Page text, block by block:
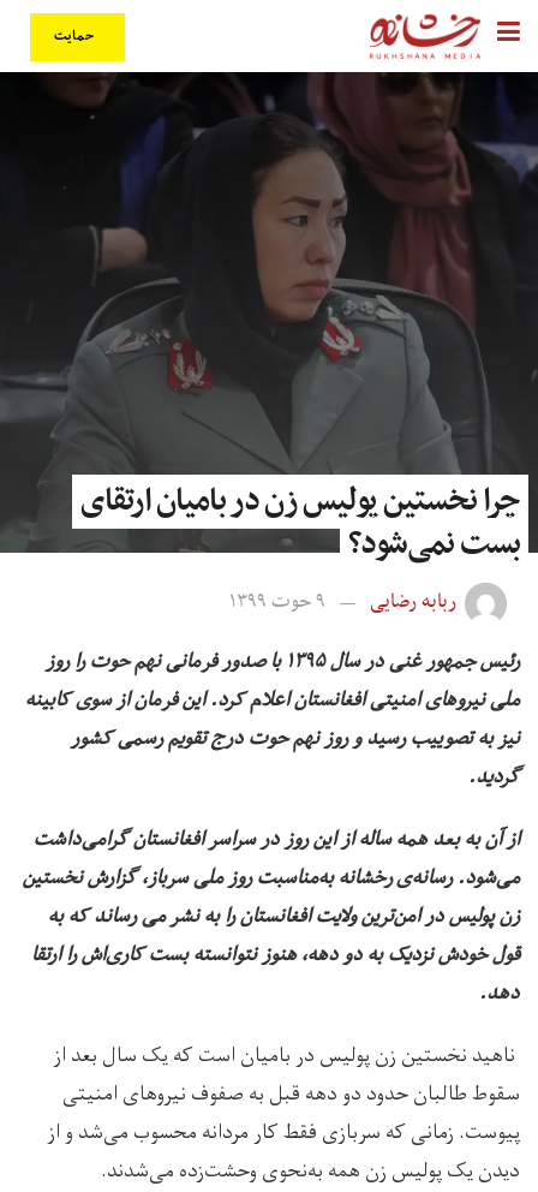
حمایت
چرا نخستین پولیس زن در بامیان ارتقای
بست نمی‌شود؟
ربابه رضایی
۹ حوت ۱۳۹۹
رئیس جمهور غنی در سال ۱۳۹۵ با صدور فرمانی نهم حوت را روز
ملی نیروهای امنیتی افغانستان اعلام کرد. این فرمان از سوی کابینه
نیز به تصوییب رسید و روز نهم حوت درج تقویم رسمی کشور
گردید.
از آن به بعد همه ساله از این روز در سراسر افغانستان گرامی‌داشت
می‌شود. رسانه‌ی رخشانه به‌مناسبت روز ملی سرباز، گزارش نخستین
زن پولیس در امن‌ترین ولایت افغانستان را به نشر می رساند که به
قول خودش نزدیک به دو دهه، هنوز نتوانسته بست کاری‌اش را ارتقا
دهد.
ناهید نخستین زن پولیس در بامیان است که یک سال بعد از
سقوط طالبان حدود دو دهه قبل به صفوف نیروهای امنیتی
پیوست. زمانی که سربازی فقط کار مردانه محسوب می‌شد و از
دیدن یک پولیس زن همه به‌نحوی وحشت‌زده می‌شدند.